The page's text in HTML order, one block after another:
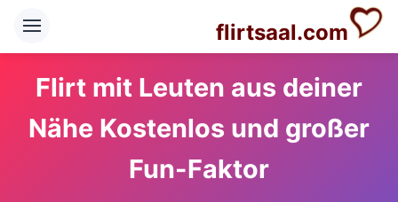
flirtsaal.com
Flirt mit Leuten aus deiner
Nähe Kostenlos und großer
Fun-Faktor